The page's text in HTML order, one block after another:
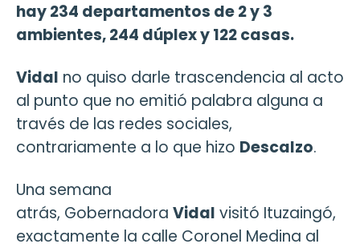
hay 234 departamentos de 2 y 3
ambientes, 244 dúplex y 122 casas.
Vidal no quiso darle trascendencia al acto
al punto que no emitió palabra alguna a
través de las redes sociales,
contrariamente a lo que hizo Descalzo.
Una semana
atrás, Gobernadora Vidal visitó Ituzaingó,
exactamente la calle Coronel Medina al